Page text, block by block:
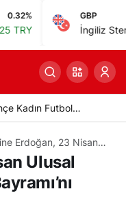
GBP
İngiliz Sterlini
Kadın Futbol
Kadınlar Avrupa
edecek
Erdoğan, 23 Nisan
Egemenlik ve Çocuk
kutladı
Ulusal
0 Paylaş